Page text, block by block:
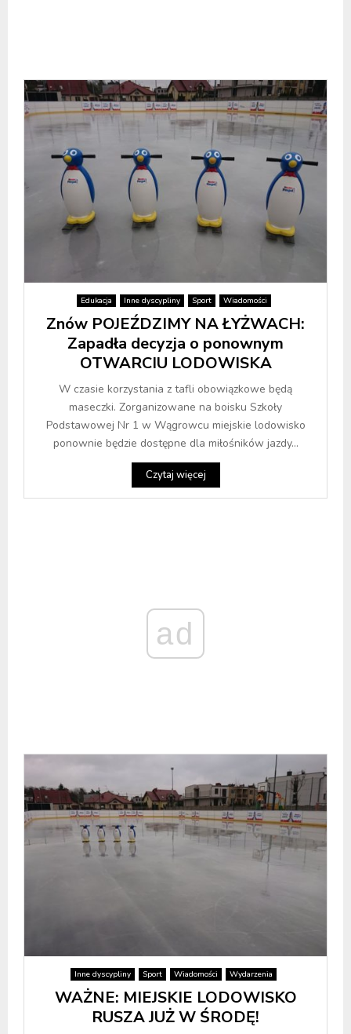
Edukacja Inne dyscypliny Sport Wiadomości
Znów POJEŹDZIMY NA ŁYŻWACH:
Zapadła decyzja o ponownym
OTWARCIU LODOWISKA
W czasie korzystania z tafli obowiązkowe będą
maseczki. Zorganizowane na boisku Szkoły
Podstawowej Nr 1 w Wągrowcu miejskie lodowisko
ponownie będzie dostępne dla miłośników jazdy...
Czytaj więcej
ad
Inne dyscypliny Sport Wiadomości Wydarzenia
WAŻNE: MIEJSKIE LODOWISKO
RUSZA JUŻ W ŚRODĘ!